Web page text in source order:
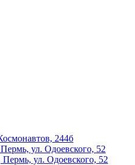
244б
ул. Одоевского, 52
Пермь, ул. Одоевского, 52